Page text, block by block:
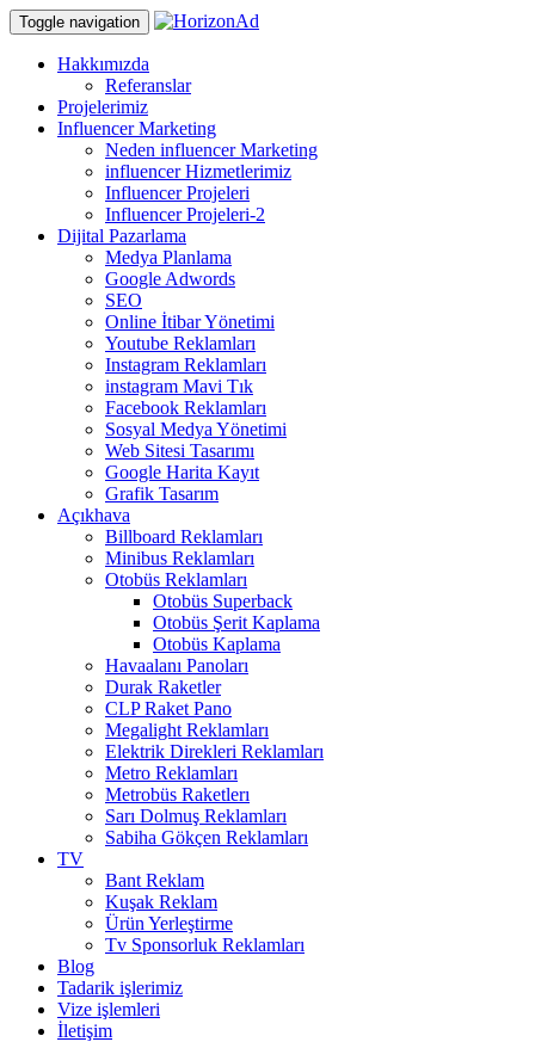
Toggle navigation
Hakkımızda
Referanslar
Projelerimiz
Influencer Marketing
Neden influencer Marketing
influencer Hizmetlerimiz
Influencer Projeleri
Influencer Projeleri-2
Dijital Pazarlama
Medya Planlama
Google Adwords
SEO
Online İtibar Yönetimi
Youtube Reklamları
Instagram Reklamları
instagram Mavi Tık
Facebook Reklamları
Sosyal Medya Yönetimi
Web Sitesi Tasarımı
Google Harita Kayıt
Grafik Tasarım
Açıkhava
Billboard Reklamları
Minibus Reklamları
Otobüs Reklamları
Otobüs Superback
Otobüs Şerit Kaplama
Otobüs Kaplama
Havaalanı Panoları
Durak Raketler
CLP Raket Pano
Megalight Reklamları
Elektrik Direkleri Reklamları
Metro Reklamları
Metrobüs Raketlerı
Sarı Dolmuş Reklamları
Sabiha Gökçen Reklamları
TV
Bant Reklam
Kuşak Reklam
Ürün Yerleştirme
Tv Sponsorluk Reklamları
Blog
Tadarik işlerimiz
Vize işlemleri
İletişim